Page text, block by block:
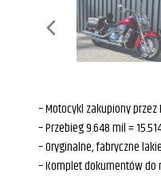
– Motocykl zakupiony
– Przebieg 9.648 mil =
– Oryginalne, fabryczne
– Komplet dokumentów